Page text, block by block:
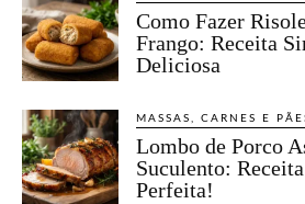
Como Fazer
Frango: Receita
Deliciosa
MASSAS, CARNES E
Lombo de Porco
Suculento:
Perfeita!